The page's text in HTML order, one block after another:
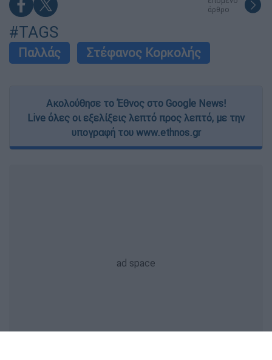
άρθρο
#TAGS
Παλλάς Στέφανος Κορκολής
Ακολούθησε το Έθνος στο Google News!
Live όλες οι εξελίξεις λεπτό προς λεπτό, με την
υπογραφή του www.ethnos.gr